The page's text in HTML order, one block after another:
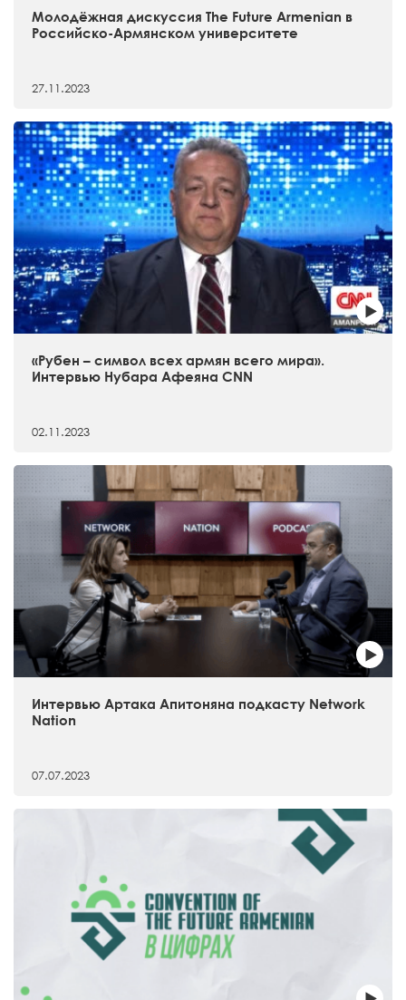
Молодёжная дискуссия The Future Armenian в
Российско-Армянском университете
27.11.2023
«Рубен – символ всех армян всего мира».
Интервью Нубара Афеяна CNN
02.11.2023
Интервью Артака Апитоняна подкасту Network
Nation
07.07.2023